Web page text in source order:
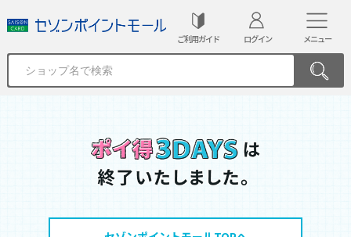
ご利用ガイド ログイン メニュー